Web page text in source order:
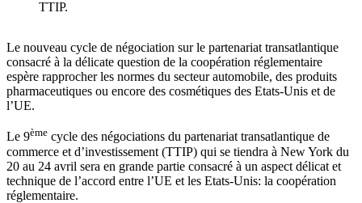
TTIP.
Le nouveau cycle de négociation sur le partenariat transatlantique
consacré à la délicate question de la coopération réglementaire
espère rapprocher les normes du secteur automobile, des produits
pharmaceutiques ou encore des cosmétiques des Etats-Unis et de
l’UE.
Le 9ème cycle des négociations du partenariat transatlantique de
commerce et d’investissement (TTIP) qui se tiendra à New York du
20 au 24 avril sera en grande partie consacré à un aspect délicat et
technique de l’accord entre l’UE et les Etats-Unis: la coopération
réglementaire.